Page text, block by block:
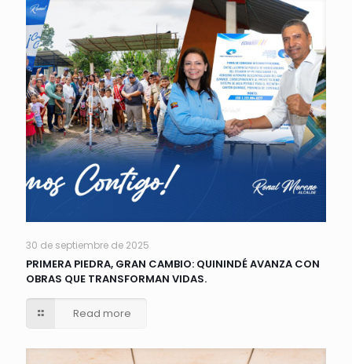
30 de septiembre de 2025
PRIMERA PIEDRA, GRAN CAMBIO: QUININDÉ AVANZA CON
OBRAS QUE TRANSFORMAN VIDAS.
Read more